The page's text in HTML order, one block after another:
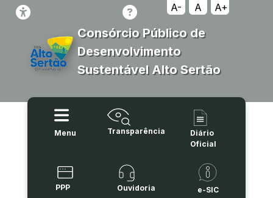
A- A A+
Consórcio Público de
Desenvolvimento
Sustentável Alto Sertão
Menu Transparência
Diário
Oficial
PPP Ouvidoria e-SIC